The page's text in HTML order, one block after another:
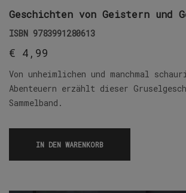
ISBN 9783991280613
€ 4,99
Von unheimlichen und manchmal
Abenteuern erzählt dieser
Sammelband.
IN DEN WARENKORB